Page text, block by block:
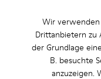
Wir verwenden
Drittanbietern zu
der Grundlage
B. besuchte
anzuzeigen.
Andere